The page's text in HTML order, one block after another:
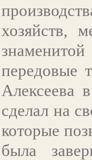
хозяйств,
передовые
Алексеева
сделал на
которые
была